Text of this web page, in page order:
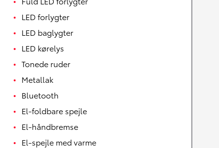
LED forlygter
LED baglygter
LED kørelys
Tonede ruder
Metallak
Bluetooth
El-foldbare spejle
El-håndbremse
El-spejle med varme